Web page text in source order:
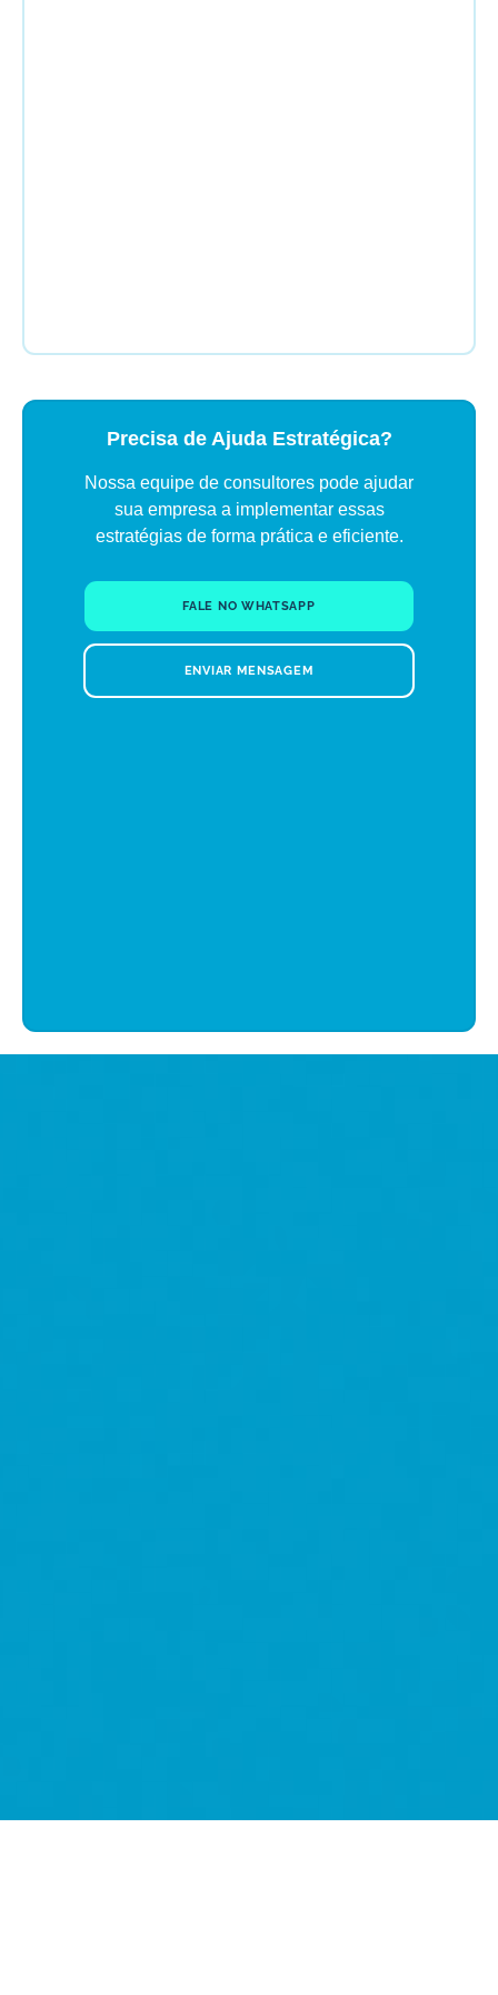
Precisa de Ajuda Estratégica?
Nossa equipe de consultores pode ajudar
sua empresa a implementar essas
estratégias de forma prática e eficiente.
FALE NO WHATSAPP
ENVIAR MENSAGEM